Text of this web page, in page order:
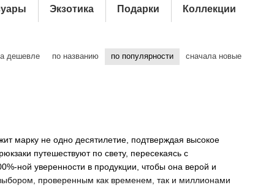
Экзотика Подарки Коллекции
дешевле по названию по популярности сначала новые
марку не одно десятилетие, подтверждая высокое
путешествуют по свету, пересекаясь с
ной уверенности в продукции, чтобы она верой и
проверенным как временем, так и миллионами